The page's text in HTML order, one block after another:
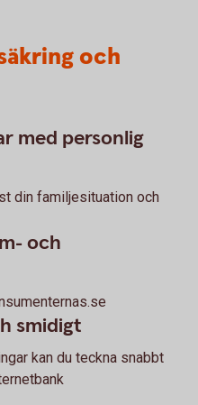
och
med personlig
din familjesituation och
och
smidigt
kan du teckna snabbt